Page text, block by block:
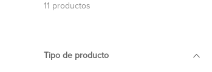
11 productos
Tipo de producto